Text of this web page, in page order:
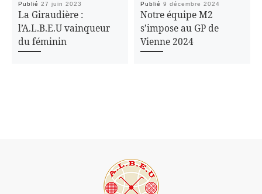
Publié27 juin 2023
La Giraudière :
l’A.L.B.E.U vainqueur
du féminin
Publié9 décembre 2024
Notre équipe M2
s’impose au GP de
Vienne 2024